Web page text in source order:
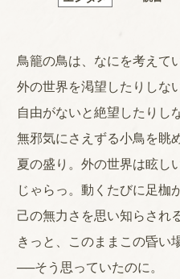
鳥籠の鳥は、なにを考えて
外の世界を渇望したりしな
自由がないと絶望したりし
無邪気にさえずる小鳥を眺
夏の盛り。外の世界は眩し
じゃらっ。動くたびに足枷
己の無力さを思い知らされ
きっと、このままこの昏い
──そう思っていたのに。